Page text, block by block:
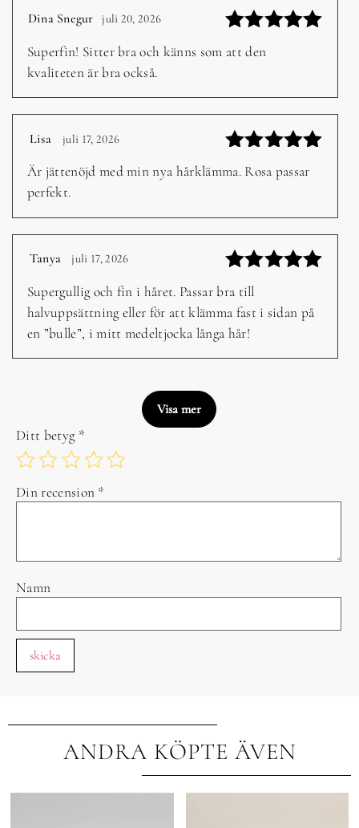
Betygsatt
5 av 5
Dina Snegur juli 20, 2026
Superfin! Sitter bra och känns som att den
kvaliteten är bra också.
Betygsatt
av 5
Lisa juli 17, 2026
Är jättenöjd med min nya hårklämma. Rosa passar
perfekt.
Betygsatt
av 5
Tanya juli 17, 2026
Supergullig och fin i håret. Passar bra till
halvuppsättning eller för att klämma fast i sidan på
en ”bulle”, i mitt medeltjocka långa hår!
Visa mer
Ditt betyg *
Din recension *
Namn
ANDRA KÖPTE ÄVEN